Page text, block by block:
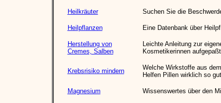
Heilkräuter Suchen Sie die
Heilpflanzen Eine Datenbank über
Herstellung von
Cremes, Salben
Leichte Anleitung zur
Kosmetikerinnen
Krebsrisiko mindern
Welche Wirkstoffe aus
Helfen Pillen wirklich so
Magnesium Wissenswertes über den